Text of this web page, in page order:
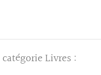
Livres :